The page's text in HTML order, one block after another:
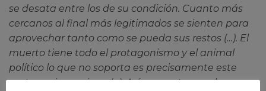
se desata entre los de su condición. Cuanto más
cercanos al final más legitimados se sienten para
aprovechar tanto como se pueda sus restos (…). El
muerto tiene todo el protagonismo y el animal
político lo que no soporta es precisamente este
protagonismo ajeno (…). Así que, entonces, los